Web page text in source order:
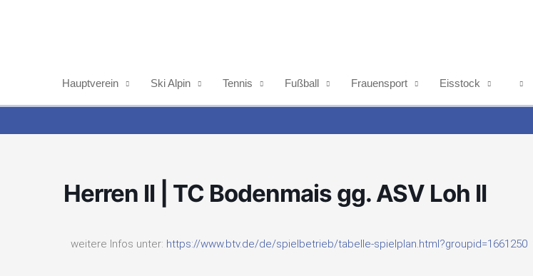
Hauptverein Ski Alpin Tennis Fußball Frauensport Eisstock
Herren II | TC Bodenmais gg. ASV Loh II
weitere Infos unter: https://www.btv.de/de/spielbetrieb/tabelle-spielplan.html?groupid=1661250